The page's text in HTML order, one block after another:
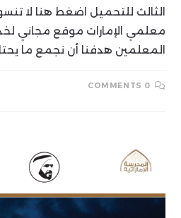
الثالث للتحميل اضغط هنا لا
معلمي الإمارات موقع مجاني
المعلمين هدفنا أن نجمع ما
0 COMMENTS